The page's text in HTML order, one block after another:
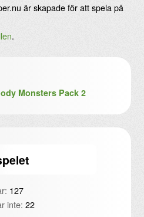
är skapade för att spela på
.
Monsters Pack 2
127
inte: 22